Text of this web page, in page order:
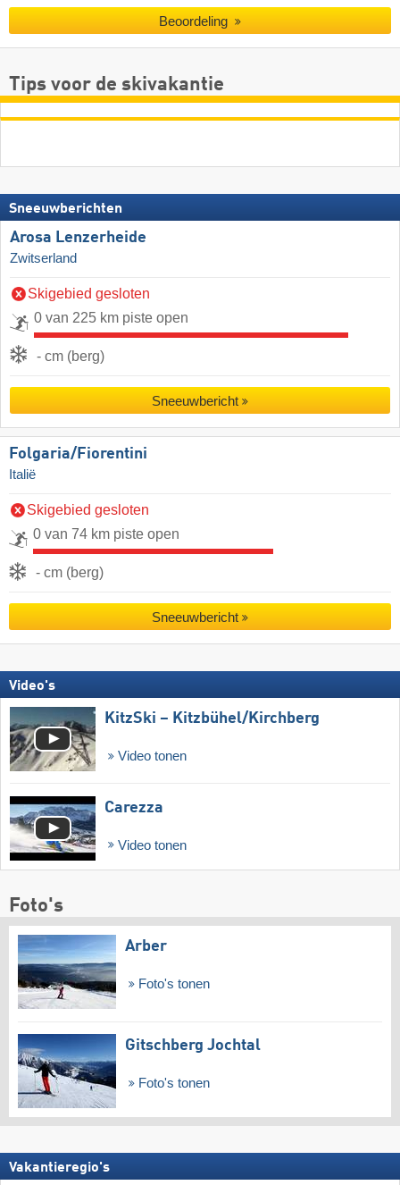
Beoordeling
Tips voor de skivakantie
Sneeuwberichten
Arosa Lenzerheide
Zwitserland
Skigebied gesloten
0 van 225 km piste open
- cm (berg)
Sneeuwbericht
Folgaria/​Fiorentini
Italië
Skigebied gesloten
0 van 74 km piste open
- cm (berg)
Sneeuwbericht
Video's
KitzSki – Kitzbühel/​Kirchberg
Video tonen
Carezza
Video tonen
Foto's
Arber
Foto's tonen
Gitschberg Jochtal
Foto's tonen
Vakantieregio's